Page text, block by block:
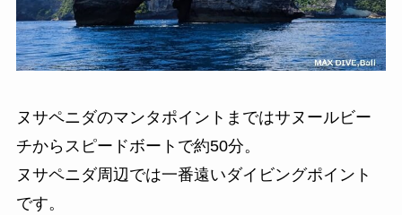
ヌサペニダのマンタポイントまではサヌールビー
チからスピードボートで約50分。
ヌサペニダ周辺では一番遠いダイビングポイント
です。